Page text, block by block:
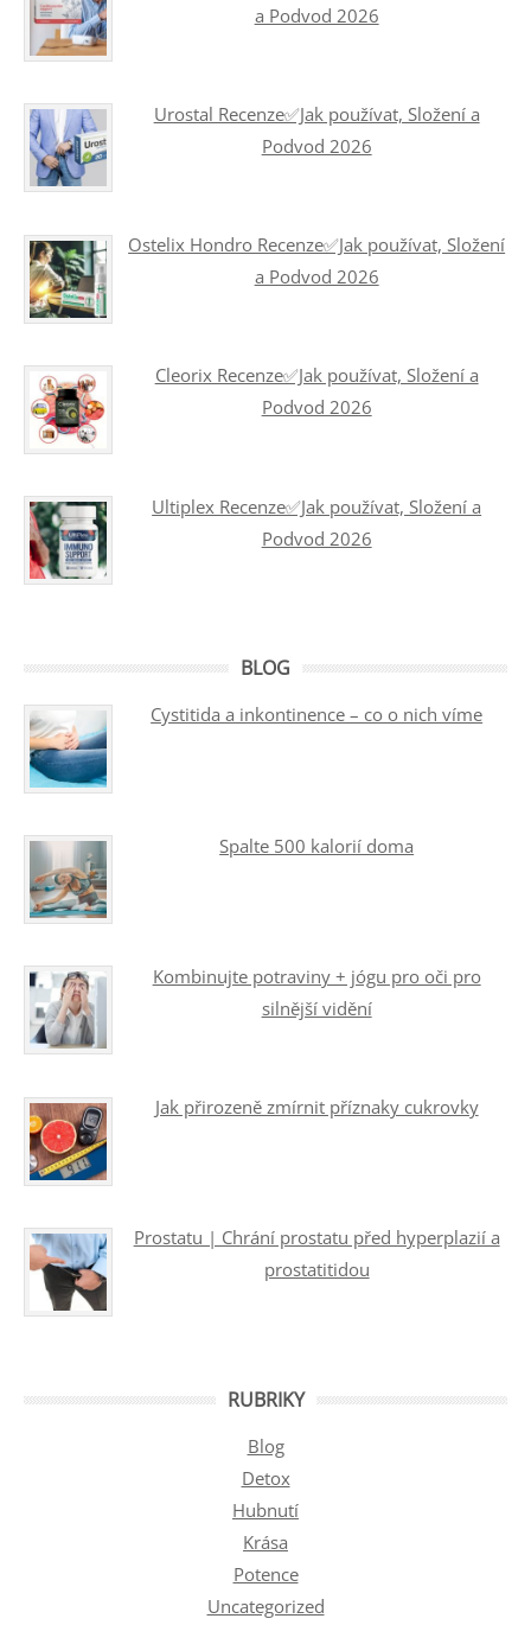
a Podvod 2026
Urostal Recenze✅Jak používat, Složení a
Podvod 2026
Ostelix Hondro Recenze✅Jak používat, Složení
a Podvod 2026
Cleorix Recenze✅Jak používat, Složení a
Podvod 2026
Ultiplex Recenze✅Jak používat, Složení a
Podvod 2026
BLOG
Cystitida a inkontinence – co o nich víme
Spalte 500 kalorií doma
Kombinujte potraviny + jógu pro oči pro
silnější vidění
Jak přirozeně zmírnit příznaky cukrovky
Prostatu | Chrání prostatu před hyperplazií a
prostatitidou
RUBRIKY
Blog
Detox
Hubnutí
Krása
Potence
Uncategorized